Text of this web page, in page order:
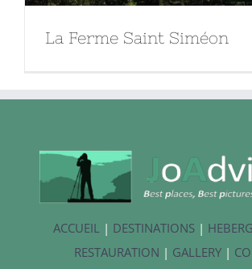
La Ferme Saint Siméon
ACCUEIL| DESTINATIONS|
RESTAURATION | GALLERY |